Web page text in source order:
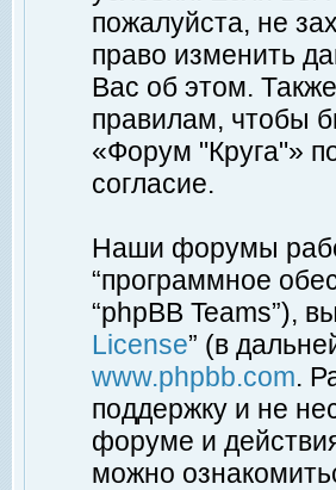
пожалуйста, не
право изменить
Вас об этом.
правилам, чтобы
«Форум "Круга"»
согласие.
Наши форумы
“программное
“phpBB Teams”),
License” (в
www.phpbb.com.
поддержку и не
форуме и
можно